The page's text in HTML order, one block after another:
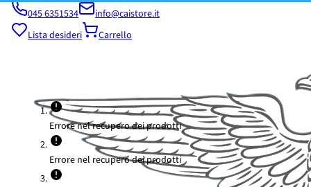
045 6351534
info@caistore.it
Lista desideri
Carrello